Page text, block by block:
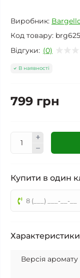
Виробник:
Код товару: brg625
Відгуки: (0)
В наявності
799 грн
Купити в один
Версія аромату